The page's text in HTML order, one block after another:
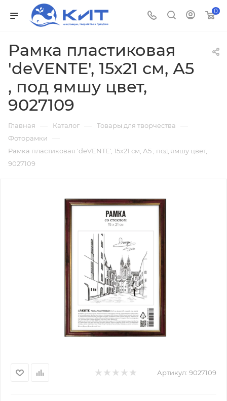
0
Рамка пластиковая
'deVENTE', 15х21 см, А5
, под ямшу цвет,
9027109
Главная — Каталог — Товары для творчества —
Фоторамки —
Рамка пластиковая 'deVENTE', 15х21 см, А5 , под ямшу цвет,
9027109
Артикул: 9027109